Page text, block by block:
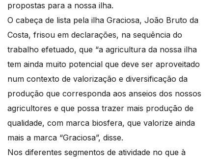
propostas para a nossa ilha.
O cabeça de lista pela ilha Graciosa, João Bruto da
Costa, frisou em declarações, na sequência do
trabalho efetuado, que “a agricultura da nossa ilha
tem ainda muito potencial que deve ser aproveitado
num contexto de valorização e diversificação da
produção que corresponda aos anseios dos nossos
agricultores e que possa trazer mais produção de
qualidade, com marca biosfera, que valorize ainda
mais a marca “Graciosa”, disse.
Nos diferentes segmentos de atividade no que à